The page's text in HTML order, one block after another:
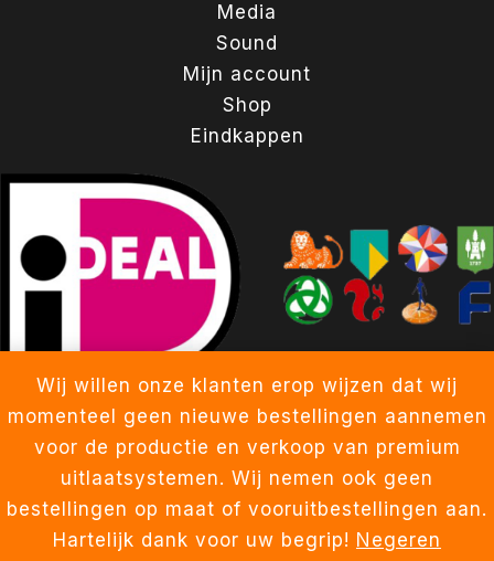
Wij willen onze klanten erop wijzen dat wij
momenteel geen nieuwe bestellingen aannemen
voor de productie en verkoop van premium
uitlaatsystemen. Wij nemen ook geen
bestellingen op maat of vooruitbestellingen aan.
Hartelijk dank voor uw begrip! Negeren
Media
Sound
Mijn account
Shop
Eindkappen
Copyright © 2026 BYKERN NEDERLAND